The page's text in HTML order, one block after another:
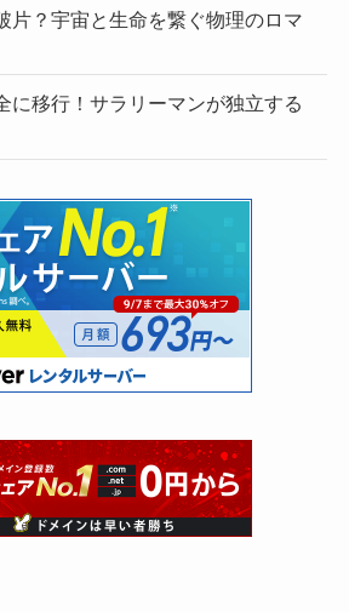
片？宇宙と生命を繋ぐ物理のロマ
に移行！サラリーマンが独立する